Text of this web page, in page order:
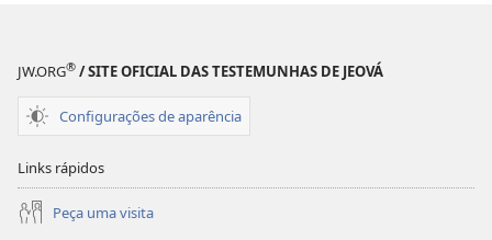
JW.ORG® / SITE OFICIAL DAS TESTEMUNHAS DE JEOVÁ
Configurações de aparência
Links rápidos
Peça uma visita